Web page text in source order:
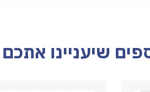
שיעניינו אתכם